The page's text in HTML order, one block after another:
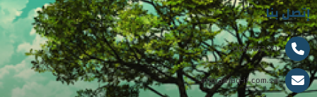
إتصل بنا
0566653371
info@afaq-it.com.sa